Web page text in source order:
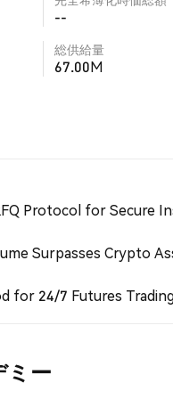
--
総供給量
67.00M
Protocol for Secure
Surpasses Crypto
for 24/7 Futures
ミー